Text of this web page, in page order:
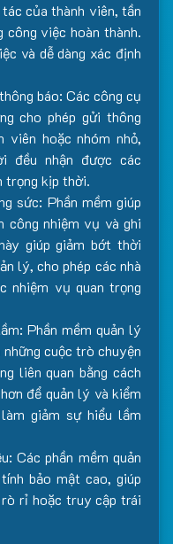
của thành viên, tần
việc hoàn thành.
và dễ dàng xác định
báo: Các công cụ
cho phép gửi thông
viên hoặc nhóm nhỏ,
đều nhận được các
trọng kịp thời.
sức: Phần mềm giúp
công nhiệm vụ và ghi
giúp giảm bớt thời
lý, cho phép các nhà
nhiệm vụ quan trọng
Phần mềm quản lý
cuộc trò chuyện
liên quan bằng cách
để quản lý và kiểm
giảm sự hiểu lầm
Các phần mềm quản
bảo mật cao, giúp
rỉ hoặc truy cập trái